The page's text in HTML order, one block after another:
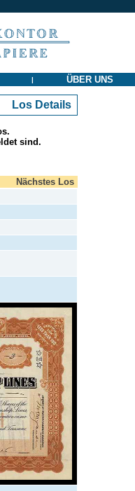
| ÜBER UNS
Los Details
sind.
Nächstes Los